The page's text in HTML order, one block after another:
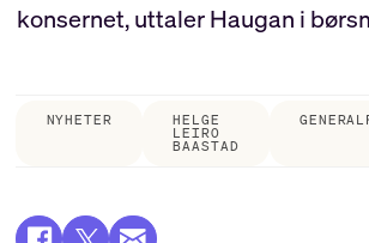
konsernet, uttaler Haugan i
NYHETER HELGE
LEIRO
BAASTAD